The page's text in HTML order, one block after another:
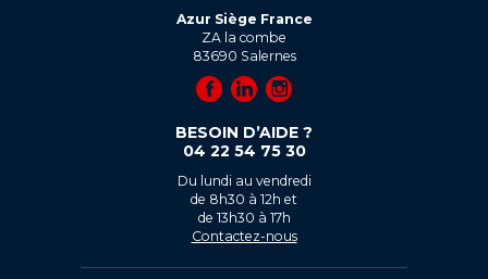
Azur Siège France
ZA la combe
83690 Salernes
BESOIN D’AIDE ?
04 22 54 75 30
Du lundi au vendredi
de 8h30 à 12h et
de 13h30 à 17h
Contactez-nous